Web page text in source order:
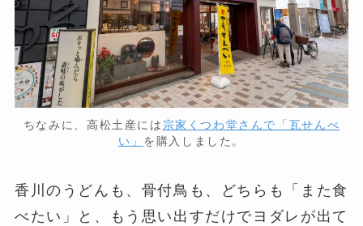
ちなみに、高松土産には 宗家くつわ堂さんで「瓦せんべ
い」 を購入しました。
香川のうどんも、骨付鳥も、どちらも「また食
べたい」と、もう思い出すだけでヨダレが出て